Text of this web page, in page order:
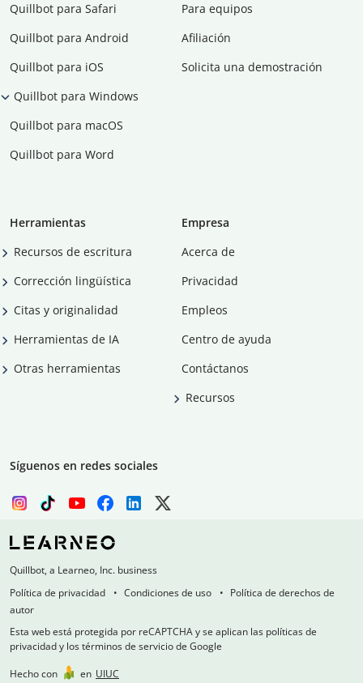
Quillbot para Safari
Quillbot para Android
Quillbot para iOS
Quillbot para Windows
Quillbot para macOS
Quillbot para Word
Para equipos
Afiliación
Solicita una demostración
Herramientas
Recursos de escritura
Corrección lingüística
Citas y originalidad
Herramientas de IA
Otras herramientas
Empresa
Acerca de
Privacidad
Empleos
Centro de ayuda
Contáctanos
Recursos
Síguenos en redes sociales
Quillbot, a Learneo, Inc. business
Política de privacidad
Condiciones de uso
Política de derechos de
autor
Esta web está protegida por reCAPTCHA y se aplican las políticas de
privacidad y los términos de servicio de Google
Hecho con
en UIUC